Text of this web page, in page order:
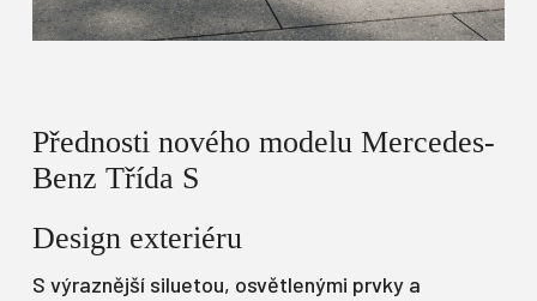
Přednosti nového modelu Mercedes-
Benz Třída S
Design exteriéru
S výraznější siluetou, osvětlenými prvky a